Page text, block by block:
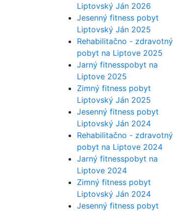
Liptovský Ján 2026
Jesenný fitness pobyt
Liptovský Ján 2025
Rehabilitačno - zdravotný
pobyt na Liptove 2025
Jarný fitnesspobyt na
Liptove 2025
Zimný fitness pobyt
Liptovský Ján 2025
Jesenný fitness pobyt
Liptovský Ján 2024
Rehabilitačno - zdravotný
pobyt na Liptove 2024
Jarný fitnesspobyt na
Liptove 2024
Zimný fitness pobyt
Liptovský Ján 2024
Jesenný fitness pobyt